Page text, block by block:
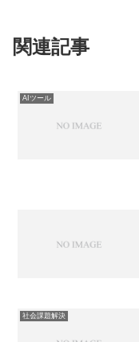
関連記事
AIツール
社会課題解決